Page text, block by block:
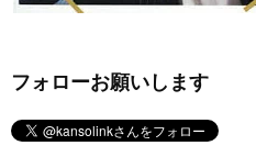
フォローお願いします